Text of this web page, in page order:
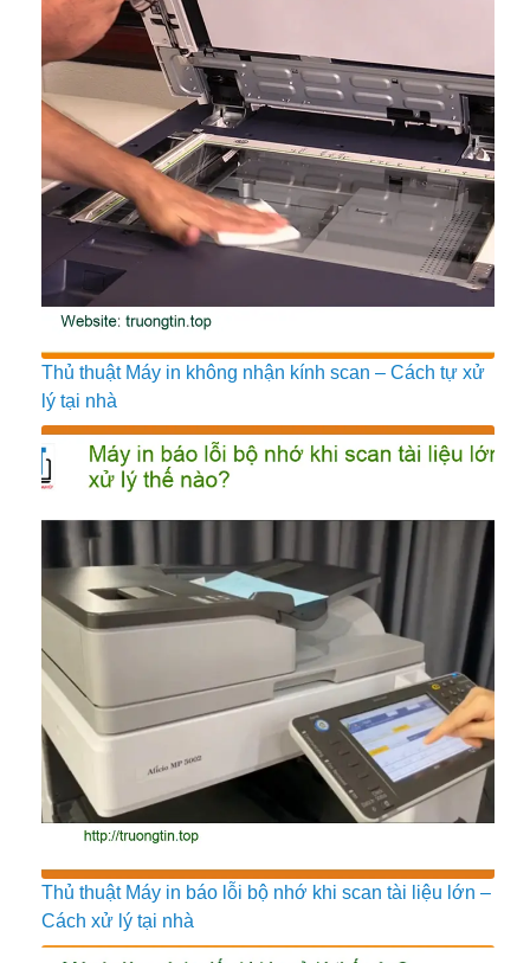
Thủ thuật Máy in không nhận kính scan – Cách tự xử
lý tại nhà
Thủ thuật Máy in báo lỗi bộ nhớ khi scan tài liệu lớn –
Cách xử lý tại nhà